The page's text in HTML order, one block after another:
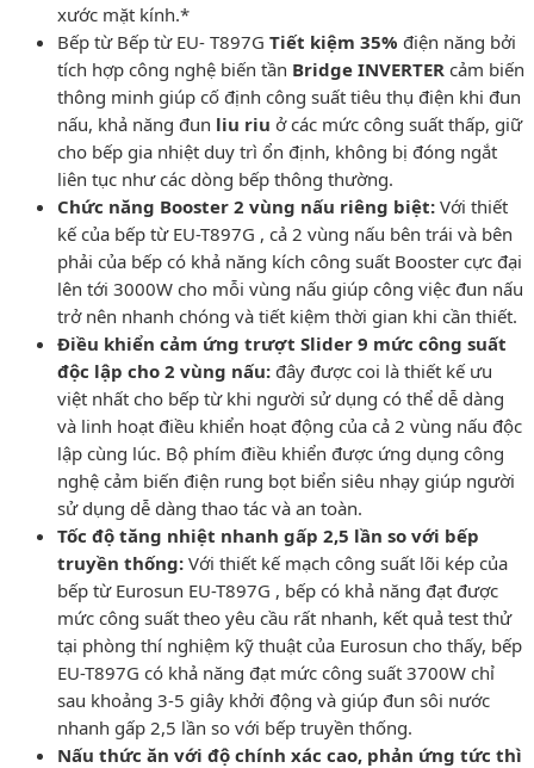
xước mặt kính.*
Bếp từ Bếp từ EU- T897G Tiết kiệm 35% điện năng bởi
tích hợp công nghệ biến tần Bridge INVERTER cảm biến
thông minh giúp cố định công suất tiêu thụ điện khi đun
nấu, khả năng đun liu riu ở các mức công suất thấp, giữ
cho bếp gia nhiệt duy trì ổn định, không bị đóng ngắt
liên tục như các dòng bếp thông thường.
Chức năng Booster 2 vùng nấu riêng biệt: Với thiết
kế của bếp từ EU-T897G , cả 2 vùng nấu bên trái và bên
phải của bếp có khả năng kích công suất Booster cực đại
lên tới 3000W cho mỗi vùng nấu giúp công việc đun nấu
trở nên nhanh chóng và tiết kiệm thời gian khi cần thiết.
Điều khiển cảm ứng trượt Slider 9 mức công suất
độc lập cho 2 vùng nấu: đây được coi là thiết kế ưu
việt nhất cho bếp từ khi người sử dụng có thể dễ dàng
và linh hoạt điều khiển hoạt động của cả 2 vùng nấu độc
lập cùng lúc. Bộ phím điều khiển được ứng dụng công
nghệ cảm biến điện rung bọt biển siêu nhạy giúp người
sử dụng dễ dàng thao tác và an toàn.
Tốc độ tăng nhiệt nhanh gấp 2,5 lần so với bếp
truyền thống: Với thiết kế mạch công suất lõi kép của
bếp từ Eurosun EU-T897G , bếp có khả năng đạt được
mức công suất theo yêu cầu rất nhanh, kết quả test thử
tại phòng thí nghiệm kỹ thuật của Eurosun cho thấy, bếp
EU-T897G có khả năng đạt mức công suất 3700W chỉ
sau khoảng 3-5 giây khởi động và giúp đun sôi nước
nhanh gấp 2,5 lần so với bếp truyền thống.
Nấu thức ăn với độ chính xác cao, phản ứng tức thì